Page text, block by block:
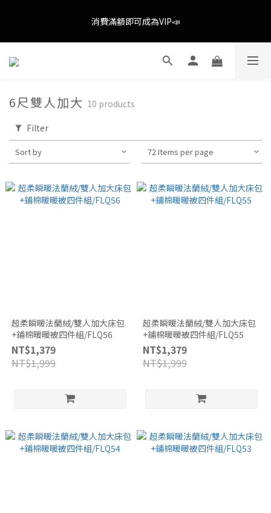
外島)📣
消費滿額即可成為VIP📣
歡慶八月歡慶父親節，全館限時消費滿$888即享全通路免運(不含
6尺雙人加大 10 products
Filter
Sort by 72 Items per page
超柔瞬暖法蘭絨/雙人加大床包
+鋪棉暖暖被四件組/FLQ56
NT$1,379
NT$1,999
超柔瞬暖法蘭絨/雙人加大床包
+鋪棉暖暖被四件組/FLQ55
NT$1,379
NT$1,999